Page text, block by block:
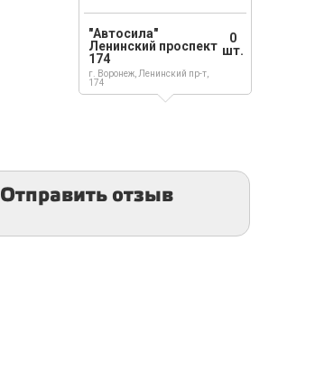
"Автосила"
Ленинский проспект
174
г. Воронеж, Ленинский пр-т,
174
0
шт.
Отправить отзыв